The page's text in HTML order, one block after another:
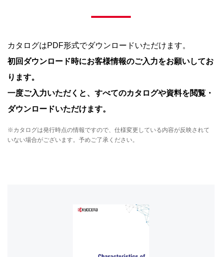
カタログはPDF形式でダウンロードいただけます。
初回ダウンロード時にお客様情報のご入力をお願いしてお
ります。
一度ご入力いただくと、すべてのカタログや資料を閲覧・
ダウンロードいただけます。
※カタログは発行時点の情報ですので、仕様変更している内容が反映されて
いない場合がございます。予めご了承ください。